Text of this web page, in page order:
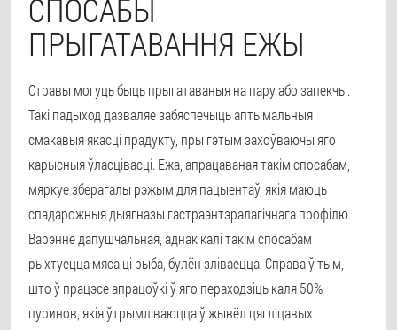
СПОСАБЫ
ПРЫГАТАВАННЯ ЕЖЫ
Стравы могуць быць прыгатаваныя на пару або запекчы.
Такі падыход дазваляе забяспечыць аптымальныя
смакавыя якасці прадукту, пры гэтым захоўваючы яго
карысныя ўласцівасці. Ежа, апрацаваная такім спосабам,
мяркуе зберагалы рэжым для пацыентаў, якія маюць
спадарожныя дыягназы гастраэнтэралагічнага профілю.
Варэнне дапушчальная, аднак калі такім спосабам
рыхтуецца мяса ці рыба, булён зліваецца. Справа ў тым,
што ў працэсе апрацоўкі ў яго пераходзіць каля 50%
пуринов, якiя ўтрымлiваюцца ў жывёл цягліцавых